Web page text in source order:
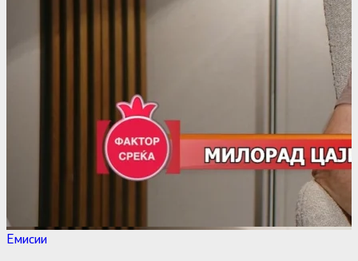
Емисии